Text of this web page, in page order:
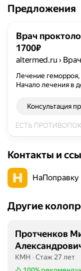
Предложения
Врач
1700₽
altermed.ru › Врач
Лечение геморроя,
Начало лечения в
Консультация
Контакты и
НаПоправку
Другие
Протченков
КМН
Стаж 27 лет